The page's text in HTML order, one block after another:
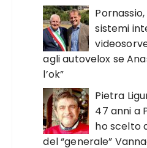
sistemi
agli autovelox se
l’ok”
Pietra
47 anni a
ho scelto
del “generale”